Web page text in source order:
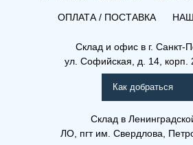
ОПЛАТА / ПОСТАВКА
Склад и офис в г. Санкт-
ул. Софийская, д. 14,
Как добраться
Склад в
ЛО, пгт им. Свердлова,